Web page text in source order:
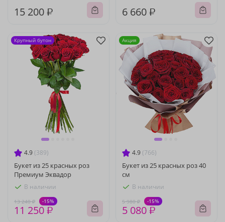
15 200 ₽ 6 660 ₽
4.9 (389)
Букет из 25 красных роз
Премиум Эквадор
В наличии
13 240 ₽ -15%
11 250 ₽
Крупный бутон
4.9 (766)
Букет из 25 красных роз 40
см
В наличии
5 980 ₽ -15%
5 080 ₽
Акция